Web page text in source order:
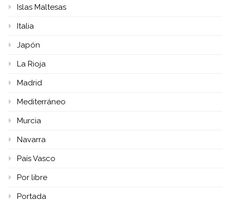
Islas Maltesas
Italia
Japón
La Rioja
Madrid
Mediterráneo
Murcia
Navarra
País Vasco
Por libre
Portada